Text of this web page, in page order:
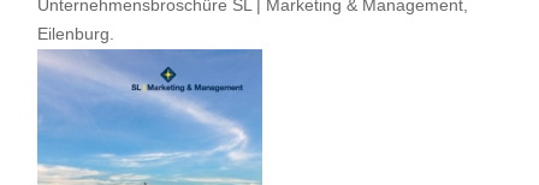
Unternehmensbroschüre SL | Marketing & Management,
Eilenburg.